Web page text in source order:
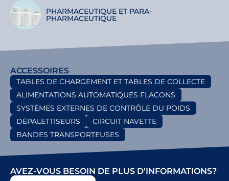
PHARMACEUTIQUE ET PARA-
PHARMACEUTIQUE
ACCESSOIRES
TABLES DE CHARGEMENT ET TABLES DE COLLECTE
ALIMENTATIONS AUTOMATIQUES FLACONS
SYSTÈMES EXTERNES DE CONTRÔLE DU POIDS
DÉPALETTISEURS
CIRCUIT NAVETTE
BANDES TRANSPORTEUSES
AVEZ-VOUS BESOIN DE PLUS D'INFORMATIONS?